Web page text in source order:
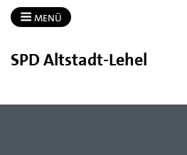
MENÜ
SPD Altstadt-​Lehel